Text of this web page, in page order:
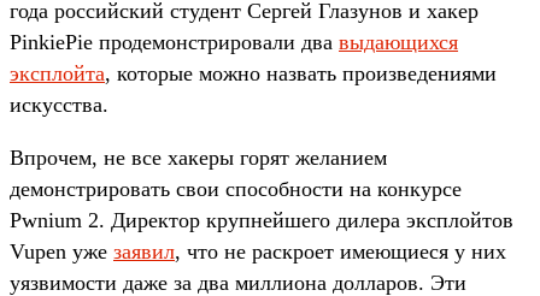
года российский студент Сергей Глазунов и хакер
PinkiePie продемонстрировали два выдающихся
эксплойта, которые можно назвать произведениями
искусства.
Впрочем, не все хакеры горят желанием
демонстрировать свои способности на конкурсе
Pwnium 2. Директор крупнейшего дилера эксплойтов
Vupen уже заявил, что не раскроет имеющиеся у них
уязвимости даже за два миллиона долларов. Эти